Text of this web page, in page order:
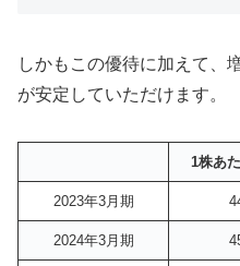
しかもこの優待に加えて、
が安定していただけます。
1株あ
2023年3月期
2024年3月期